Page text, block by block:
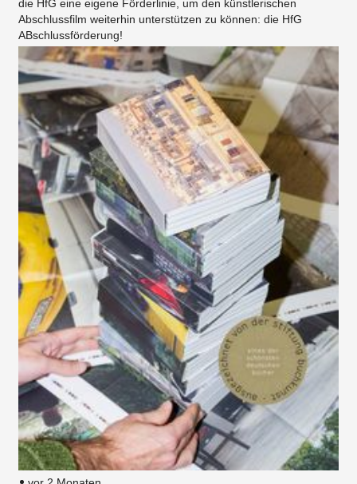
die HfG eine eigene Förderlinie, um den künstlerischen
Abschlussfilm weiterhin unterstützen zu können: die HfG
ABschlussförderung!